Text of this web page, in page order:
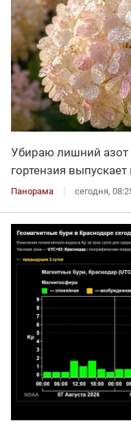
Убираю лишний
гортензия
Панорама сегодня,